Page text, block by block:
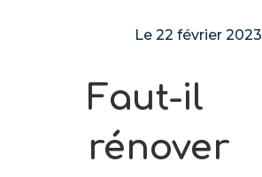
Le 22 février 2023
Faut-il
rénover